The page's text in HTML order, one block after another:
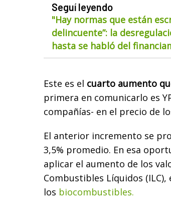
Seguí leyendo
"Hay normas que están
delincuente”: la
hasta se habló del
Este es el cuarto aumento
primera en comunicarlo es
compañías- en el precio de
El anterior incremento se
3,5% promedio. En esa
aplicar el aumento de los
Combustibles Líquidos
los biocombustibles.